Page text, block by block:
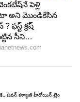
మరింతగా